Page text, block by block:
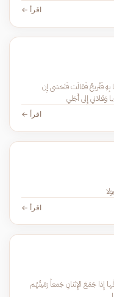
اقرأ ←
هَلِ الحائِمُ العَطشانُ مُسقىً بِشُربَةٍ مِنَ المُزنِ تُروي ما بِهِ فَتُريحُ فَقالَت فَنَخشى إِن
اقرأ ←
اقرأ ←
تَظَلُّ وَراءَ السِترِ تَرنو بِلَحظِها إِذا مَرَّ مِن أَترابِها مَن يَروقُها إِذا جَمَعَ الإِثنانِ جَمعاً رَمَيتُهُم